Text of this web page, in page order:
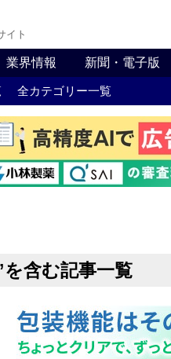
イト
業界情報 新聞・電子版
全カテゴリー一覧
を含む記事一覧